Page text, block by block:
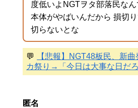
度低いよNGTヲタ部落民な
本体がやばいんだから 損切
切らないとな
💬
【悲報】NGT48板民、新
カ祭り→「今日は大事な日だ
匿名